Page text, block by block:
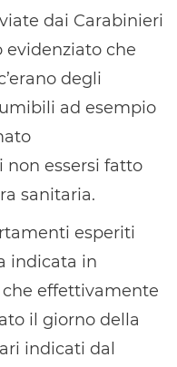
dai Carabinieri
evidenziato che
degli
ad esempio
non essersi fatto
sanitaria.
esperiti
indicata in
effettivamente
il giorno della
indicati dal